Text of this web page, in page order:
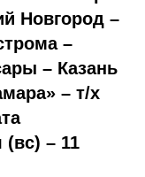
Новгород –
–
– Казань
– т/х
(вс) – 11